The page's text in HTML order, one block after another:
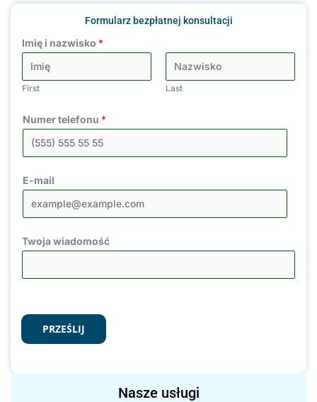
Formularz bezpłatnej konsultacji
Imię i nazwisko *
First Last
Numer telefonu *
E-mail
Twoja wiadomość
PRZEŚLIJ
Nasze usługi